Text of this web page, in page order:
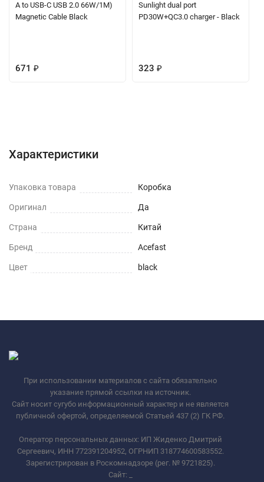
A to USB-C USB 2.0 66W/1M)
Magnetic Cable Black
671 ₽
Sunlight dual port
PD30W+QC3.0 charger - Black
323 ₽
Характеристики
Упаковка товара Коробка
Оригинал Да
Страна Китай
Бренд Acefast
Цвет black
При использовании материалов с сайта обязательно
указание прямой ссылки на источник.
Сайт носит сугубо информационный характер и не является
публичной офертой, определяемой Статьей 437 (2) ГК РФ.
Оператор персональных данных: ИП Жиденко Дмитрий
Сергеевич, ИНН 772391204952, ОГРНИП 318774600583552.
Зарегистрирован в Роскомнадзоре (рег. № 9721825).
Сайт: